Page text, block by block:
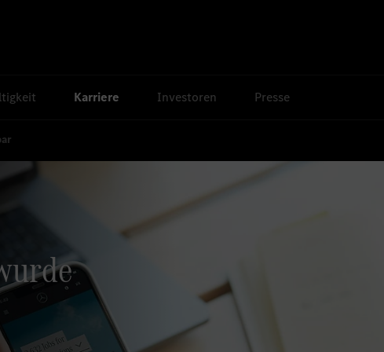
Karriere Investoren Presse